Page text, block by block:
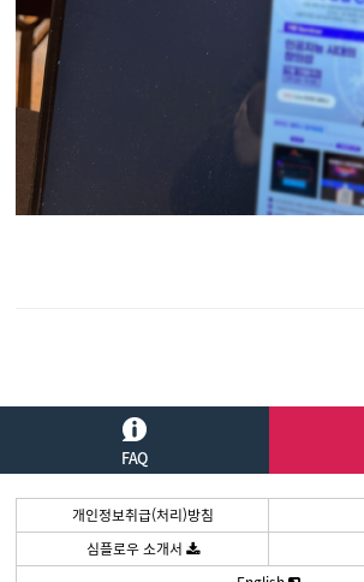
공공
학회
커뮤니티
자주묻는질문
도움말
FAQ
개인정보취급(처리)방침
심플로우 소개서